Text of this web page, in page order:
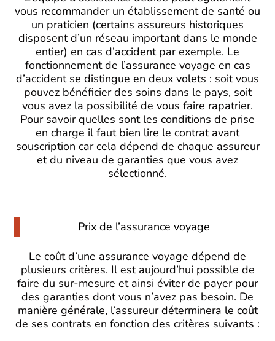
vous recommander un établissement de santé ou
un praticien (certains assureurs historiques
disposent d’un réseau important dans le monde
entier) en cas d’accident par exemple. Le
fonctionnement de l’assurance voyage en cas
d’accident se distingue en deux volets : soit vous
pouvez bénéficier des soins dans le pays, soit
vous avez la possibilité de vous faire rapatrier.
Pour savoir quelles sont les conditions de prise
en charge il faut bien lire le contrat avant
souscription car cela dépend de chaque assureur
et du niveau de garanties que vous avez
sélectionné.
Prix de l’assurance voyage
Le coût d’une assurance voyage dépend de
plusieurs critères. Il est aujourd’hui possible de
faire du sur-mesure et ainsi éviter de payer pour
des garanties dont vous n’avez pas besoin. De
manière générale, l’assureur déterminera le coût
de ses contrats en fonction des critères suivants :